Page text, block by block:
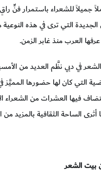
جميلاً للشعراء باستمرار فنٍّ
الجديدة التي ترى في هذه
العرب منذ غابر الزمن.
في دبي نظَّم العديد من
التي كان لها حضورها المميَّز
فيها العشرات من الشعراء
أثرى الساحة الثقافية بالمزيد
بيت الشعر